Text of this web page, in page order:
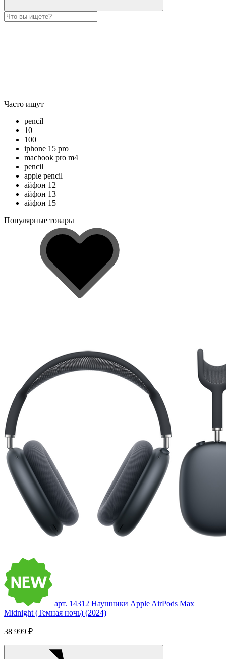
Часто ищут
pencil
10
100
iphone 15 pro
macbook pro m4
pencil
apple pencil
айфон 12
айфон 13
айфон 15
Популярные товары
арт. 14312 Наушники Apple AirPods Max
Midnight (Темная ночь) (2024)
38 999 ₽